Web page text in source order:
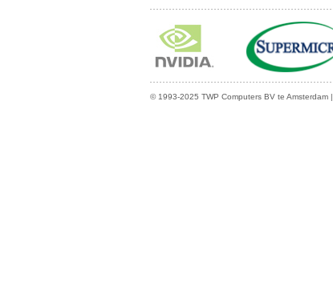
© 1993-2025 TWP Computers BV te Amsterdam |